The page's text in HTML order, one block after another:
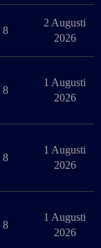
8
2 Augusti
2026
8
1 Augusti
2026
8
1 Augusti
2026
8
1 Augusti
2026